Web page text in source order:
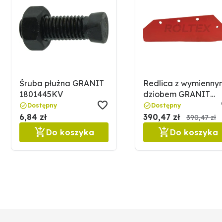
Śruba płużna GRANIT
1801445KV
Dostępny
6,84 zł
Do koszyka
Redlica z
dziobem GRANIT
56046 PK701301 SET
Dostępny
390,47 zł 390,47 zł
Do koszyka